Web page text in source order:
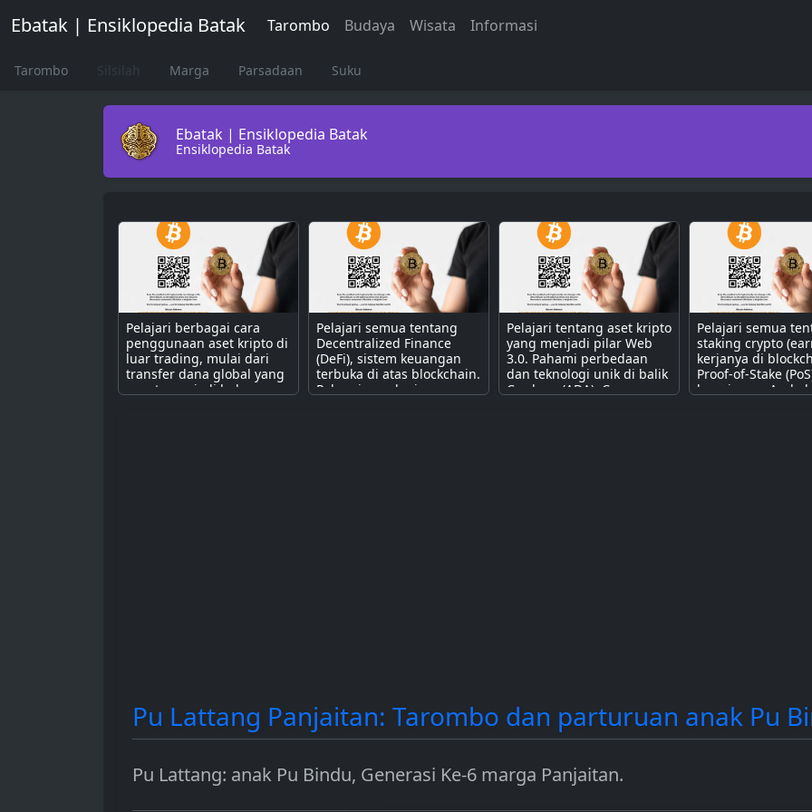
Ebatak | Ensiklopedia Batak Tarombo Budaya Wisata Informasi
Tarombo Marga Parsadaan Suku
Ebatak | Ensiklopedia Batak
Ensiklopedia Batak
Pelajari berbagai cara
penggunaan aset kripto di
luar trading, mulai dari
transfer dana global yang
cepat, menjadi bahan
Pelajari semua tentang
Decentralized Finance
(DeFi), sistem keuangan
terbuka di atas blockchain.
Pahami cara kerjanya
Pelajari tentang aset kripto
yang menjadi pilar Web
3.0. Pahami perbedaan
dan teknologi unik di balik
Cardano (ADA), Cosmos
Pelajari semua
staking crypto
kerjanya di
Proof-of-Stake
bagaimana Anda
Pu Lattang Panjaitan: Tarombo dan parturuan anak Pu
Pu Lattang: anak Pu Bindu, Generasi Ke-6 marga Panjaitan.